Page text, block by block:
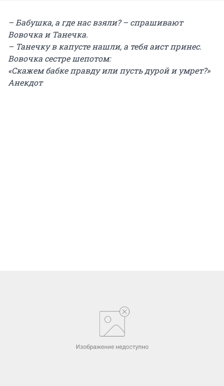
– Бабушка, а где нас взяли? – спрашивают
Вовочка и Танечка.
– Танечку в капусте нашли, а тебя аист принес.
Вовочка сестре шепотом:
«Скажем бабке правду или пусть дурой и умрет?»
Анекдот